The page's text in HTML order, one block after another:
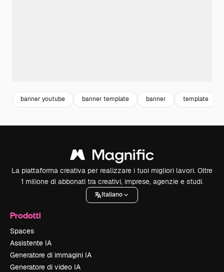
banner youtube banner template banner template
La piattaforma creativa per realizzare i tuoi migliori lavori. Oltre
1 milione di abbonati tra creativi, imprese, agenzie e studi.
Italiano
Prodotti
Spaces
Assistente IA
Generatore di immagini IA
Generatore di video IA